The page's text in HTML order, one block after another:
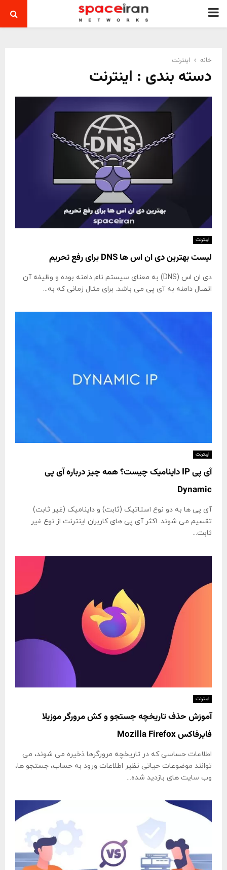
PRIMARY
خانه اینترنت
دسته بندی : اینترنت
اینترنت
لیست بهترین دی ان اس ها DNS برای رفع تحریم
دی ان اس (DNS) به معنای سیستم نام دامنه بوده و وظیفه آن
اتصال دامنه به آی پی می باشد. برای مثال زمانی که به...
اینترنت
آی پی IP داینامیک چیست؟ همه چیز درباره آی پی
Dynamic
آی پی ها به دو نوع استاتیک (ثابت) و داینامیک (غیر ثابت)
تقسیم می شوند. اکثر آی پی های کاربران اینترنت از نوع غیر
ثابت...
اینترنت
آموزش حذف تاریخچه جستجو و کش مرورگر موزیلا
فایرفاکس Mozilla Firefox
اطلاعات حساسی که در تاریخچه مرورگرها ذخیره می‌ شوند، می‌
توانند موضوعات حیاتی نظیر اطلاعات ورود به حساب‌، جستجو ها،
وب‌ سایت‌ های بازدید شده...